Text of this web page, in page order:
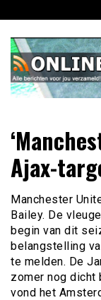
naar
inhoud
Online
jou verzameld
Ajax-
Manchester
Bailey. De
begin van dit
belangstelling
te melden. De
zomer nog dicht
vond het